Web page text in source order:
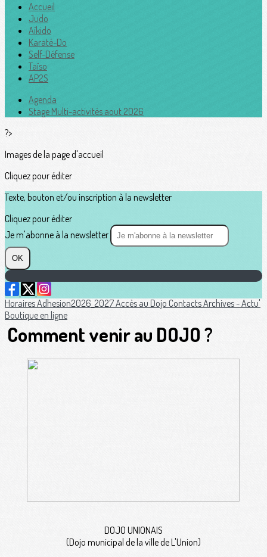
Accueil
Judo
Aïkido
Karaté-Do
Self-Défense
Taïso
AP2S
Agenda
Stage Multi-activités aout 2026
?>
Images de la page d'accueil
Cliquez pour éditer
Texte, bouton et/ou inscription à la newsletter
Cliquez pour éditer
Je m'abonne à la newsletter
OK
HorairesAdhesion2026_2027Accès au Dojo ContactsArchives - Actu'
Boutique en ligne
Comment venir au DOJO ?
DOJO UNIONAIS
(Dojo municipal de la ville de L'Union)